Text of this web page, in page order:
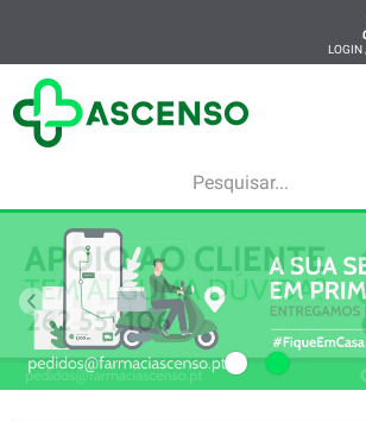
LOGIN
MEDICAMENTOS
BELEZA
SAÚDE E BEM-
VETERINÁRIA